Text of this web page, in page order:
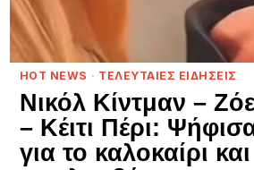
HOT NEWS · ΤΕΛΕΥΤΑΙΕΣ ΕΙΔΗΣΕΙΣ
Νικόλ Κίντμαν –
– Κέιτι Πέρι:
για το καλοκαίρι και